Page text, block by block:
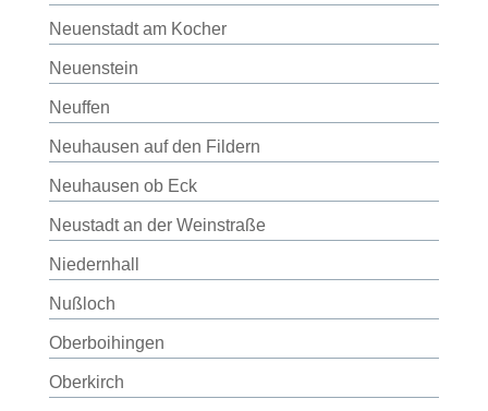
Neuenstadt am Kocher
Neuenstein
Neuffen
Neuhausen auf den Fildern
Neuhausen ob Eck
Neustadt an der Weinstraße
Niedernhall
Nußloch
Oberboihingen
Oberkirch